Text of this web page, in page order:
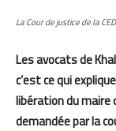
La Cour de justice de la
Les avocats de
c’est ce qui
libération du maire
demandée par la